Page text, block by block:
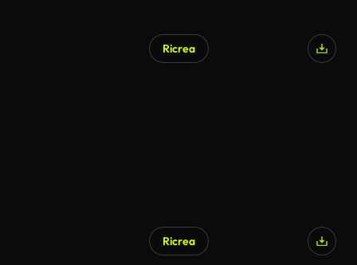
Ricrea
Ricrea